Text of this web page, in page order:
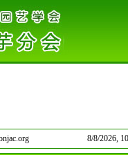
8/8/2026,